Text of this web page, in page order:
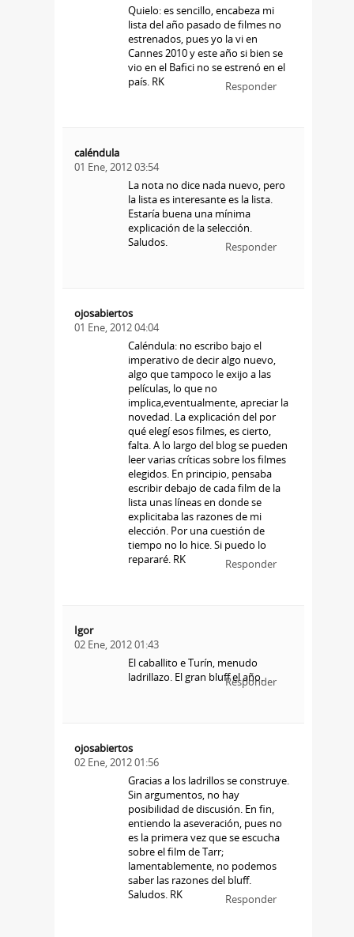
Quielo: es sencillo, encabeza mi
lista del año pasado de filmes no
estrenados, pues yo la vi en
Cannes 2010 y este año si bien se
vio en el Bafici no se estrenó en el
país. RK
Responder
caléndula
01 Ene, 2012 03:54
La nota no dice nada nuevo, pero
la lista es interesante es la lista.
Estaría buena una mínima
explicación de la selección.
Saludos.
Responder
ojosabiertos
01 Ene, 2012 04:04
Caléndula: no escribo bajo el
imperativo de decir algo nuevo,
algo que tampoco le exijo a las
películas, lo que no
implica,eventualmente, apreciar la
novedad. La explicación del por
qué elegí esos filmes, es cierto,
falta. A lo largo del blog se pueden
leer varias críticas sobre los filmes
elegidos. En principio, pensaba
escribir debajo de cada film de la
lista unas líneas en donde se
explicitaba las razones de mi
elección. Por una cuestión de
tiempo no lo hice. Si puedo lo
repararé. RK
Responder
Igor
02 Ene, 2012 01:43
El caballito e Turín, menudo
ladrillazo. El gran bluff el año.
Responder
ojosabiertos
02 Ene, 2012 01:56
Gracias a los ladrillos se construye.
Sin argumentos, no hay
posibilidad de discusión. En fin,
entiendo la aseveración, pues no
es la primera vez que se escucha
sobre el film de Tarr;
lamentablemente, no podemos
saber las razones del bluff.
Saludos. RK
Responder